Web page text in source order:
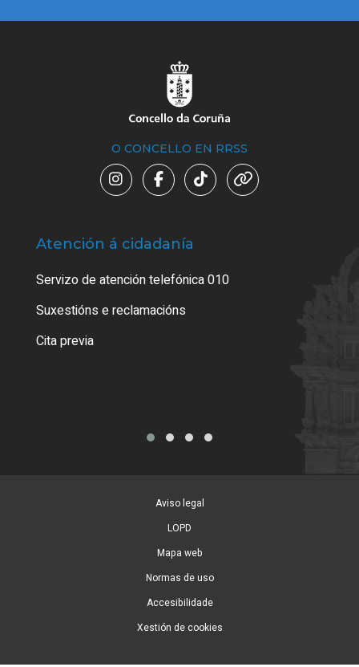
O CONCELLO EN RRSS
Atención á cidadanía
Servizo de atención telefónica 010
Suxestións e reclamacións
Cita previa
Aviso legal
LOPD
Mapa web
Normas de uso
Accesibilidade
Xestión de cookies